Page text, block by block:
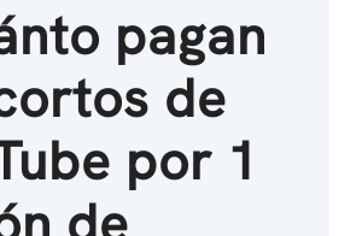
pagan
de
por 1